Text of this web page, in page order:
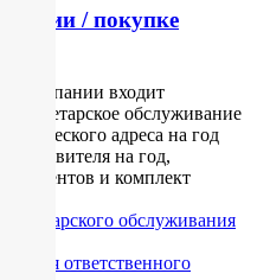
/ покупке
компании входит
секретарское обслуживание
адреса на год
на год,
и комплект
обслуживания
ответственного